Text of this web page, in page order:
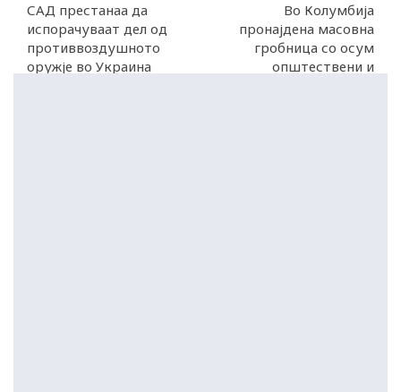
САД престанаа да
испорачуваат дел од
противвоздушното
оружје во Украина
Во Колумбија
пронајдена масовна
гробница со осум
општествени и